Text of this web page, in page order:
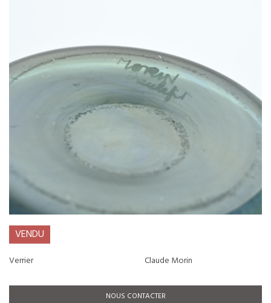
VENDU
Verrier Claude Morin
NOUS CONTACTER